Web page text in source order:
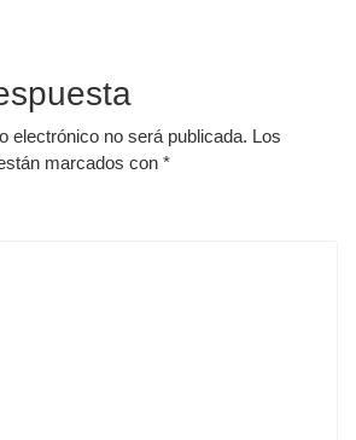
electrónico no será publicada. Los
marcados con *